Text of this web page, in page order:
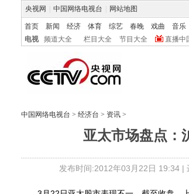
央视网 中国网络电视台 网站地图
首页 新闻 经济 体育 综艺 春晚 戏曲 音乐
电视
频道大全 栏目大全 节目大全 直播中
中国网络电视台 > 经济台 > 资讯 >
亚太市场盘点：
发布时间:2012年03月22日 19:34 |